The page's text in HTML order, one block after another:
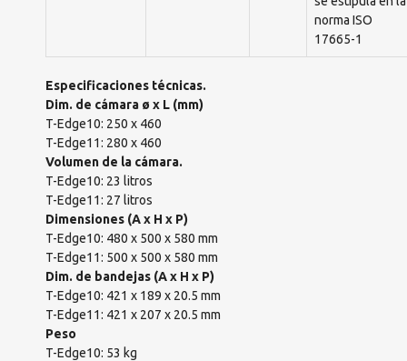
norma ISO
17665-1
Especificaciones técnicas.
Dim. de cámara ø x L (mm)
T-Edge10: 250 x 460
T-Edge11: 280 x 460
Volumen de la cámara.
T-Edge10: 23 litros
T-Edge11: 27 litros
Dimensiones (A x H x P)
T-Edge10: 480 x 500 x 580 mm
T-Edge11: 500 x 500 x 580 mm
Dim. de bandejas (A x H x P)
T-Edge10: 421 x 189 x 20.5 mm
T-Edge11: 421 x 207 x 20.5 mm
Peso
T-Edge10: 53 kg